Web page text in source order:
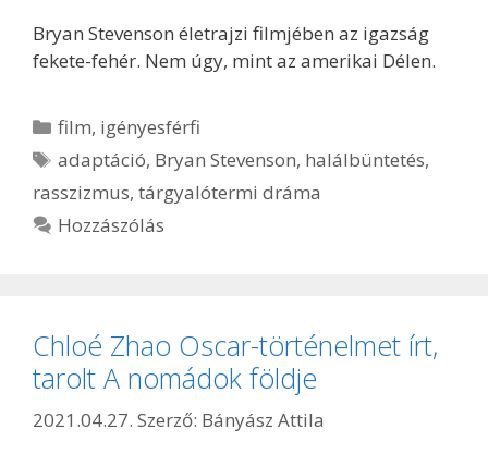
Bryan Stevenson életrajzi filmjében az igazság
fekete-fehér. Nem úgy, mint az amerikai Délen.
Kategória
film, igényesférfi
Címkék
adaptáció, Bryan Stevenson, halálbüntetés,
rasszizmus, tárgyalótermi dráma
Hozzászólás
Chloé Zhao Oscar-történelmet írt,
tarolt A nomádok földje
2021.04.27. Szerző: Bányász Attila